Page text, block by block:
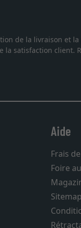
pour une
et livraison dans
Aide
Frais
Foire
Sitemap